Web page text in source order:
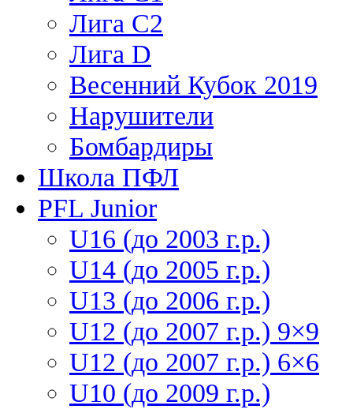
Лига С2
Лига D
Весенний Кубок 2019
Нарушители
Бомбардиры
Школа ПФЛ
PFL Junior
U16 (до 2003 г.р.)
U14 (до 2005 г.р.)
U13 (до 2006 г.р.)
U12 (до 2007 г.р.) 9×9
U12 (до 2007 г.р.) 6×6
U10 (до 2009 г.р.)